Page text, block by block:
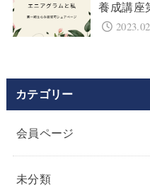
養成講座
カテゴリー
会員ページ
未分類